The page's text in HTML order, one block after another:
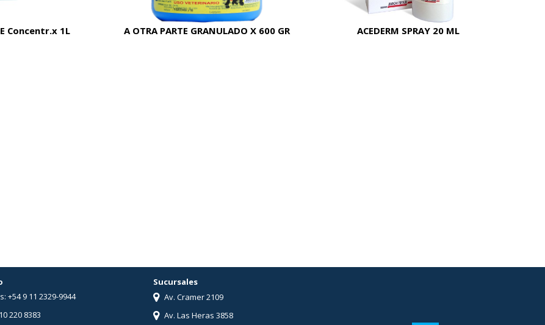
Concentr.x 1L A OTRA PARTE GRANULADO X 600 GR ACEDERM SPRAY 20 ML
+54 9 11 2329-9944
220 8383
Sucursales
Av. Cramer 2109
Av. Las Heras 3858